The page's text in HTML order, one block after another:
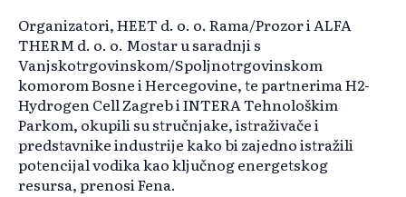
Organizatori, HEET d. o. o. Rama/Prozor i ALFA
THERM d. o. o. Mostar u saradnji s
Vanjskotrgovinskom/Spoljnotrgovinskom
komorom Bosne i Hercegovine, te partnerima H2-
Hydrogen Cell Zagreb i INTERA Tehnološkim
Parkom, okupili su stručnjake, istraživače i
predstavnike industrije kako bi zajedno istražili
potencijal vodika kao ključnog energetskog
resursa, prenosi Fena.